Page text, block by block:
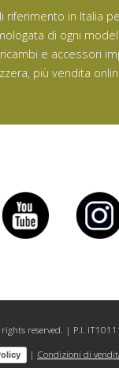
riferimento in Italia
di ogni
e accessori
più vendita
rights reserved. | P.I.
| Condizioni di